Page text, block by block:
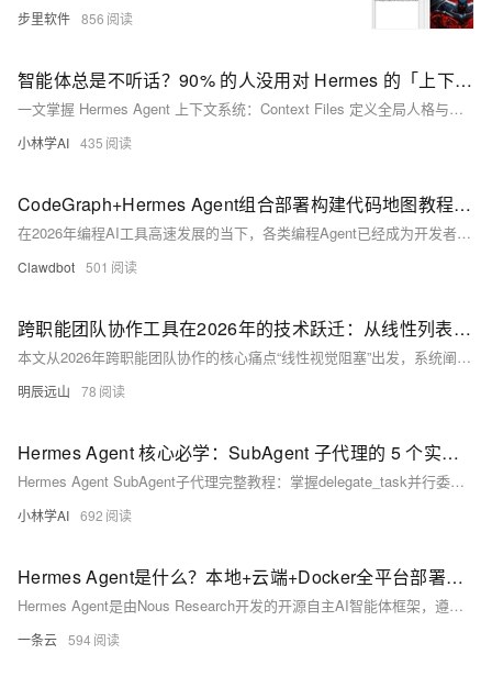
步里软件 856
智能体总是不听话？90% 的人没用对 Hermes 的「上下文」——这才是正确的打开方式
一文掌握 Hermes Agent 上下文系统：Context Files 定义全局人格与项目规范，Context References 动态注入代码与 Git 变更，@语法实时加载，让 AI 智能体彻底听话。
小林学AI 435
CodeGraph+Hermes Agent组合部署构建代码地图教程：代码智能协同实操指南
在2026年编程AI工具高速发展的当下，各类编程Agent已经成为开发者日常工作的重要助手，无论是代码编写、问题排查、项目重构还是接口调试，AI智能体都能大幅降低人工成本。但在处理中大型代码仓库时，传统编程Agent普遍存在明显短板：需要反复调用文件读取、检索、目录查看等工具，不断遍历项目文件梳理代码结构，不仅消耗大量Token资源，还会拉长任务执行时长，工作效率大打降。而**CodeGraph**的出现完美解决了这一行业痛点，它依托AST语法树与本地知识图谱技术，提前为代码库构建结构化“代码地图”，让编程Agent无需重复探索项目结构。结合当下热门的Hermes Agent智能体框架，二者形
Clawdbot 501
跨职能团队协作工具在2026年的技术跃迁：从线性列表到阵列拓扑
本文从2026年跨职能团队协作的核心痛点“线性视觉阻塞”出发，系统阐述了阵列式卡片排布的三层技术架构，并提供了两段全新代码：基于矩形重叠算法的空间碰撞检测（JavaScript）和基于时间半衰期的引力场权重模型（Python）。通过工具分类对比与风险控制策略，论证了阵列式排布如何成为2026年跨职能协作的技术基座。
明辰远山 78
Hermes Agent 核心必学：SubAgent 子代理的 5 个实战技巧，多任务处理效率翻倍
Hermes Agent SubAgent子代理完整教程：掌握delegate_task并行委派、上下文隔离与多任务处理核心能力，提升开发效率。
小林学AI 692
Hermes Agent是什么？本地+云端+Docker全平台部署与阿里云百炼接入实操手册
Hermes Agent是由Nous Research开发的开源自主AI智能体框架，遵循MIT开源协议，核心定位是打造具备持久记忆、自我进化、多工具调用与跨平台接入能力的“数字员工”。它并非简单的聊天机器人，而是能自主规划任务、沉淀技能、跨会话召回记忆的智能执行体，真正实现“越用越聪明”。
一条云 594